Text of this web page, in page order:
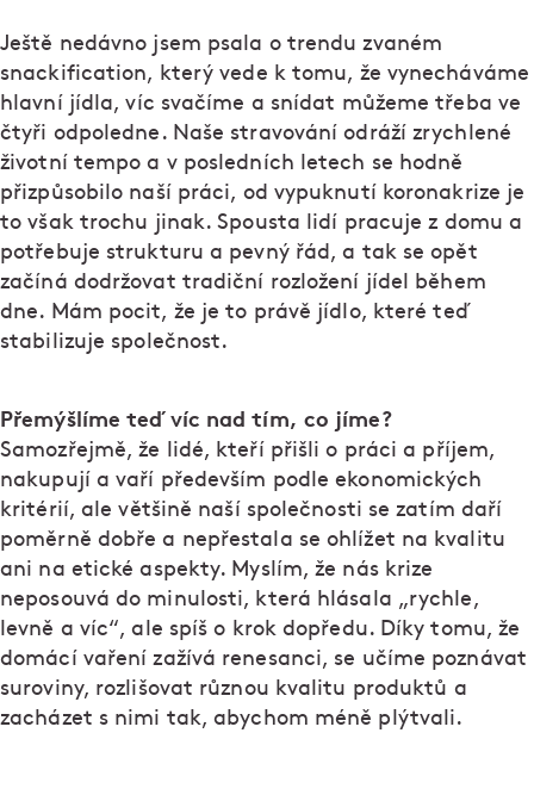
Ještě nedávno jsem psala o trendu zvaném
snackification, který vede k tomu, že vynecháváme
hlavní jídla, víc svačíme a snídat můžeme třeba ve
čtyři odpoledne. Naše stravování odráží zrychlené
životní tempo a v posledních letech se hodně
přizpůsobilo naší práci, od vypuknutí koronakrize je
to však trochu jinak. Spousta lidí pracuje z domu a
potřebuje strukturu a pevný řád, a tak se opět
začíná dodržovat tradiční rozložení jídel během
dne. Mám pocit, že je to právě jídlo, které teď
stabilizuje společnost.
Přemýšlíme teď víc nad tím, co jíme?
Samozřejmě, že lidé, kteří přišli o práci a příjem,
nakupují a vaří především podle ekonomických
kritérií, ale většině naší společnosti se zatím daří
poměrně dobře a nepřestala se ohlížet na kvalitu
ani na etické aspekty. Myslím, že nás krize
neposouvá do minulosti, která hlásala „rychle,
levně a víc“, ale spíš o krok dopředu. Díky tomu, že
domácí vaření zažívá renesanci, se učíme poznávat
suroviny, rozlišovat různou kvalitu produktů a
zacházet s nimi tak, abychom méně plýtvali.